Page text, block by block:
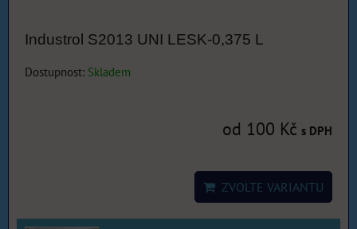
Industrol S2013 UNI LESK-0,375 L
Dostupnost: Skladem
od 100 Kč s DPH
ZVOLTE VARIANTU